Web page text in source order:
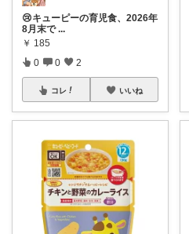
😢キューピーの育児食、2026年
8月末で...
￥ 185
0 0 2
コレ いいね